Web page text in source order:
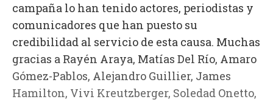
campaña lo han tenido actores, periodistas y
comunicadores que han puesto su
credibilidad al servicio de esta causa. Muchas
gracias a Rayén Araya, Matías Del Río, Amaro
Gómez-Pablos, Alejandro Guillier, James
Hamilton, Vivi Kreutzberger, Soledad Onetto,